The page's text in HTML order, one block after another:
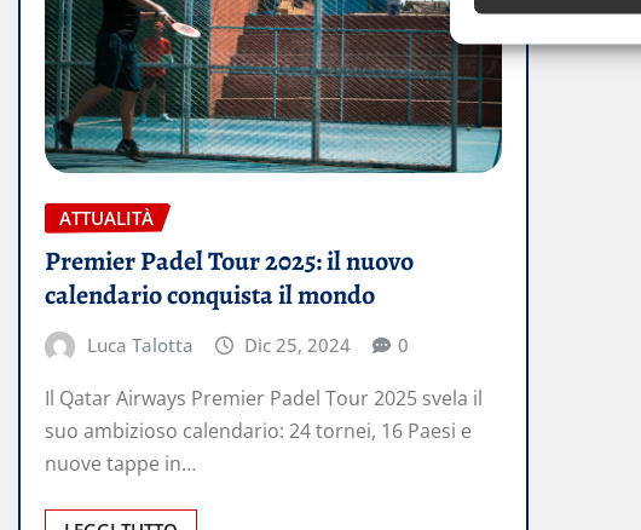
ATTUALITÀ
Premier Padel Tour 2025: il nuovo
calendario conquista il mondo
Luca Talotta Dic 25, 2024 0
Il Qatar Airways Premier Padel Tour 2025 svela il
suo ambizioso calendario: 24 tornei, 16 Paesi e
nuove tappe in…